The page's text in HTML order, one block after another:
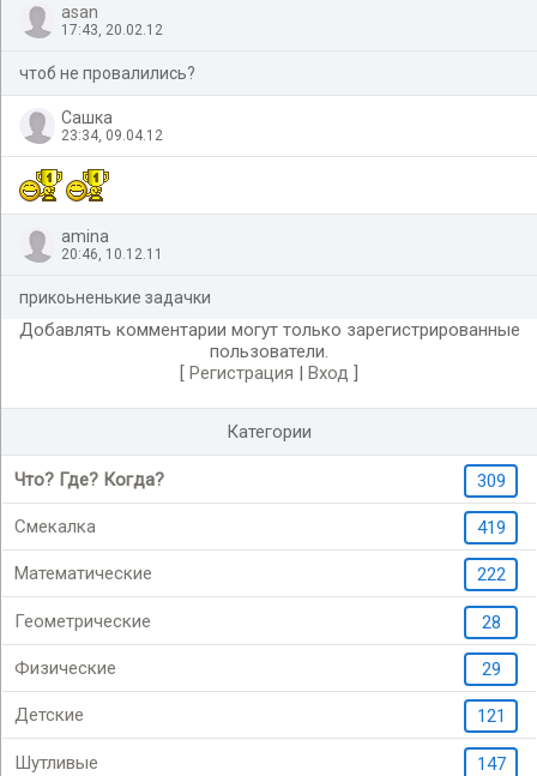
asan
17:43, 20.02.12
чтоб не провалились?
Сашка
23:34, 09.04.12
amina
20:46, 10.12.11
прикоьненькие задачки
Добавлять комментарии могут только зарегистрированные
пользователи.
[ Регистрация | Вход ]
Категории
Что? Где? Когда? 309
Смекалка 419
Математические 222
Геометрические 28
Физические 29
Детские 121
Шутливые 147